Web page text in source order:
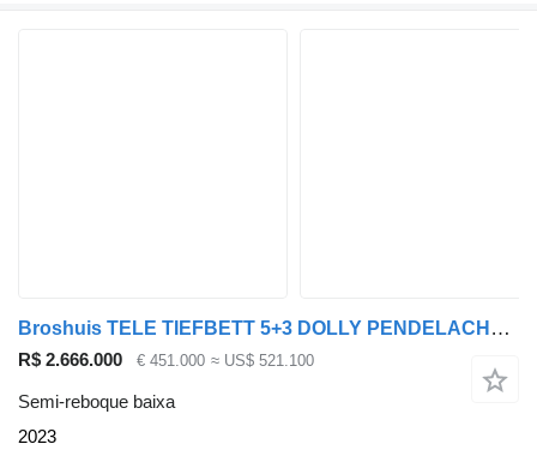
Broshuis TELE TIEFBETT 5+3 DOLLY PENDELACHSEN Nr.: 262
R$ 2.666.000 € 451.000 ≈ US$ 521.100
Semi-reboque baixa
2023